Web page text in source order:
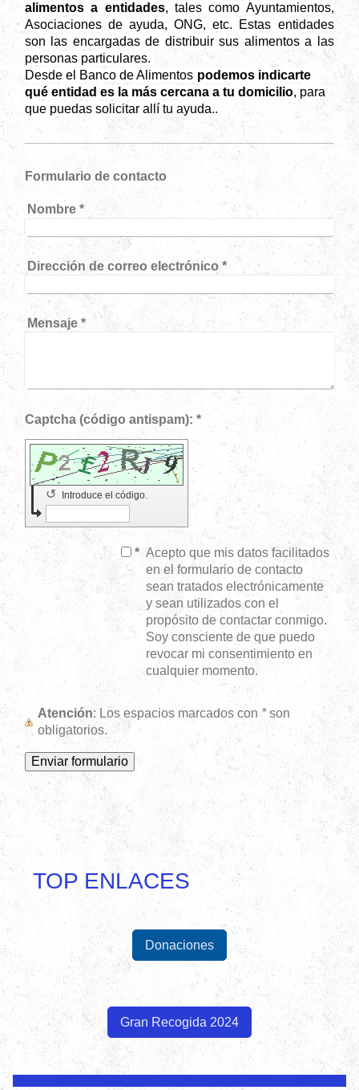
alimentos a entidades, tales como Ayuntamientos,
Asociaciones de ayuda, ONG, etc. Estas entidades
son las encargadas de distribuir sus alimentos a las
personas particulares.
Desde el Banco de Alimentos podemos indicarte
qué entidad es la más cercana a tu domicilio, para
que puedas solicitar allí tu ayuda..
Formulario de contacto
Nombre *
Dirección de correo electrónico*
Mensaje *
Captcha (código antispam): *
Introduce el código.
↺
* Acepto que mis datos facilitados
en el formulario de contacto
sean tratados electrónicamente
y sean utilizados con el
propósito de contactar conmigo.
Soy consciente de que puedo
revocar mi consentimiento en
cualquier momento.
Atención : Los espacios marcados con*son
obligatorios.
TOP ENLACES
Donaciones
Gran Recogida 2024